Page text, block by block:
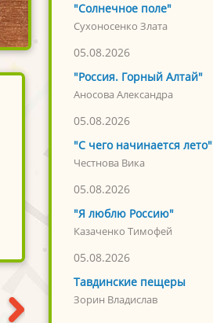
"Солнечное поле"
Сухоносенко Злата
05.08.2026
"Россия. Горный Алтай"
Аносова Александра
05.08.2026
"С чего начинается лето"
Честнова Вика
05.08.2026
"Я люблю Россию"
Казаченко Тимофей
05.08.2026
Тавдинские пещеры
Зорин Владислав